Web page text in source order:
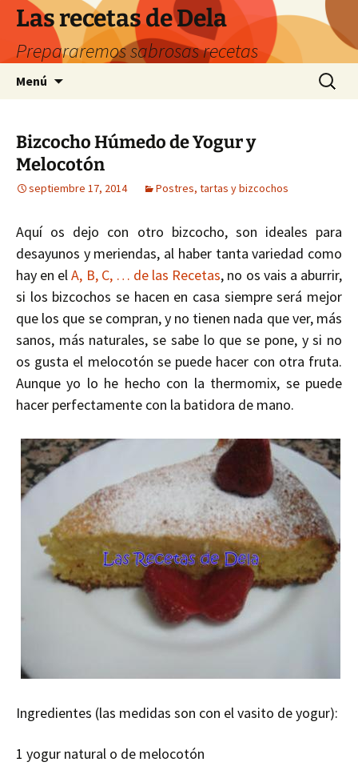
Saltar
contenido
Las recetas de Dela
Prepararemos sabrosas recetas
Menú Buscar:
Bizcocho Húmedo de Yogur y
Melocotón
septiembre 17, 2014 Postres, tartas y bizcochos
Aquí os dejo con otro bizcocho, son ideales para
desayunos y meriendas, al haber tanta variedad como
hay en elA, B, C, … de las Recetas, no os vais a aburrir,
si los bizcochos se hacen en casa siempre será mejor
que los que se compran, y no tienen nada que ver, más
sanos, más naturales, se sabe lo que se pone, y si no
os gusta el melocotón se puede hacer con otra fruta.
Aunque yo lo he hecho con la thermomix, se puede
hacer perfectamente con la batidora de mano.
Ingredientes (las medidas son con el vasito de yogur):
1 yogur natural o de melocotón